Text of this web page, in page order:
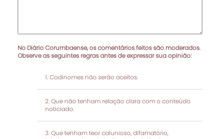
No Diário Corumbaense, os comentários feitos são moderados.
Observe as seguintes regras antes de expressar sua opinião:
Codinomes não serão aceitos.
Que não tenham relação clara com o conteúdo
noticiado.
Que tenham teor calunioso, difamatório,